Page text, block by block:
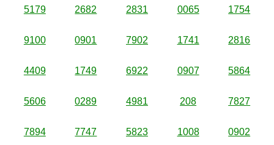
5179 2682 2831 0065 1754
9100 0901 7902 1741 2816
4409 1749 6922 0907 5864
5606 0289 4981 208 7827
7894 7747 5823 1008 0902